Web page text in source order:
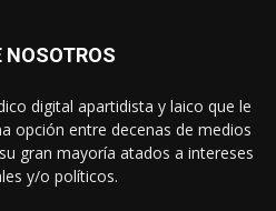
NOSOTROS
digital apartidista y laico que le
opción entre decenas de medios
gran mayoría atados a intereses
y/o políticos.